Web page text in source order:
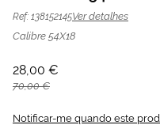
Castanho | Mais
imagens
Ref: 138152145Ver detalhes
Calibre 54X18
28,00 €
70,00 €
Notificar-me quando este